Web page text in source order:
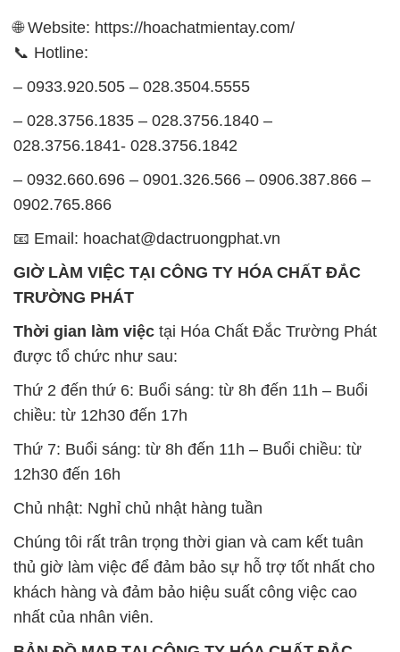
028.3756.1841- 028.3756.1842
0902.765.866
📧 Email: hoachat@dactruongphat.vn
TRƯỜNG PHÁT
được tổ chức như sau:
Thứ 2 đến thứ 6: Buổi sáng: từ 8h đến 11h – Buổi
chiều: từ 12h30 đến 17h
Thứ 7: Buổi sáng: từ 8h đến 11h – Buổi chiều: từ
12h30 đến 16h
Chủ nhật: Nghỉ chủ nhật hàng tuần
thủ giờ làm việc để đảm bảo sự hỗ trợ tốt nhất cho
khách hàng và đảm bảo hiệu suất công việc cao
nhất của nhân viên.
BẢN ĐỒ MAP TẠI CÔNG TY HÓA CHẤT ĐẮC
TRƯỜNG PHÁT
ĐỊA CHỈ: 1229C Quốc lộ 1A, Phường Bình Trị
Đông B, Quận Bình Tân, Sài Gòn TP. Hồ Chí